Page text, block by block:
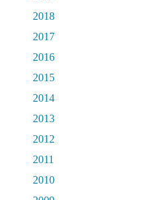
2018
2017
2016
2015
2014
2013
2012
2011
2010